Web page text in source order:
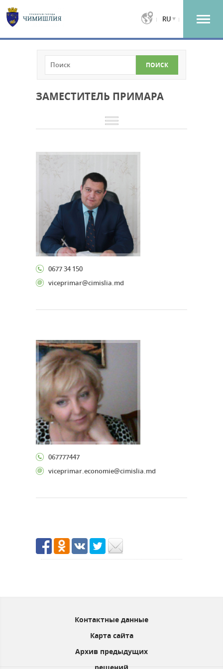
RU
ЗАМЕСТИТЕЛЬ ПРИМАРА
0677 34 150
viceprimar@cimislia.md
067777447
viceprimar.economie@cimislia.md
Контактные данные
Карта сайта
Архив предыдущих